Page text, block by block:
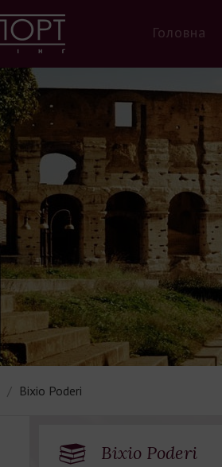
Головна
Bixio Poderi
Bixio Poderi